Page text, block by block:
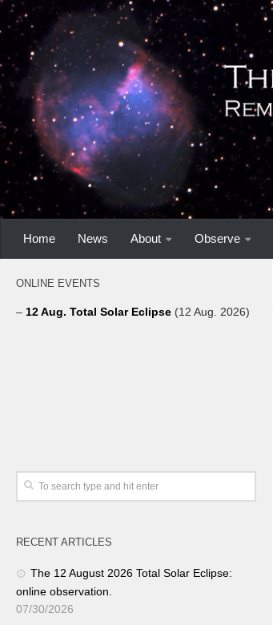
Home News About Observe
ONLINE EVENTS
– 12 Aug. Total Solar Eclipse (12 Aug. 2026)
RECENT ARTICLES
The 12 August 2026 Total Solar Eclipse:
online observation.
07/30/2026